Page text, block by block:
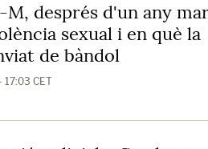
després d'un any
sexual i en què la
de bàndol
17:03 CET